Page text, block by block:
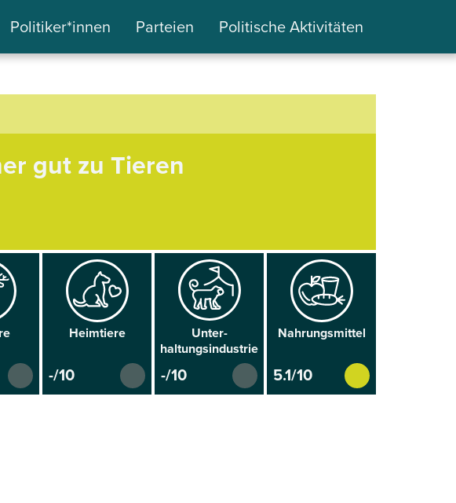
Politiker*innen Parteien Politische Aktivitäten
gut zu Tieren
Heim­tiere
-/10
Unter­
haltungsindustrie
-/10
Nahrungs­mittel
5.1/10